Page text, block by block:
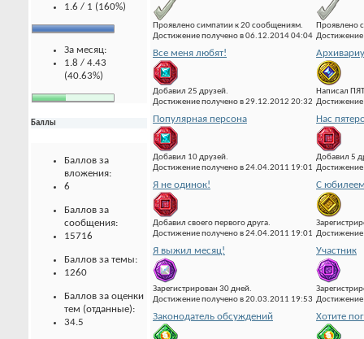
1.6 / 1 (160%)
За месяц:
1.8 / 4.43
(40.63%)
Баллы
Баллов за
вложения:
6
Баллов за
сообщения:
15716
Баллов за темы:
1260
Баллов за оценки
тем (отданные):
34.5
Проявлено симпатии к 20 сообщениям.
Достижение получено в 06.12.2014 04:04
Проявлено
Все меня любят!
Добавил 25 друзей.
Достижение получено в 29.12.2012 20:32
Написал
Популярная персона
Добавил 10 друзей.
Достижение получено в 24.04.2011 19:01
Нас
Добавил 5
Я не одинок!
Добавил своего первого друга.
Достижение получено в 24.04.2011 19:01
С
Я выжил месяц!
Зарегистрирован 30 дней.
Достижение получено в 20.03.2011 19:53
Участник
Законодатель обсуждений Хотите